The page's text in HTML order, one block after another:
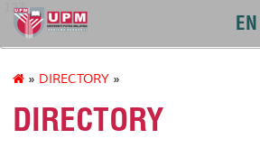
127
EN
» DIRECTORY »
DIRECTORY